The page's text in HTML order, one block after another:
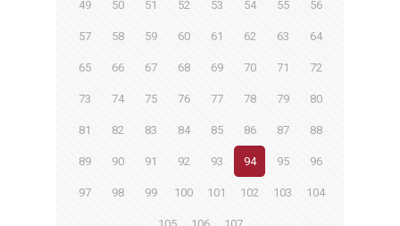
49 50 51 52 53 54 55 56
57 58 59 60 61 62 63 64
65 66 67 68 69 70 71 72
73 74 75 76 77 78 79 80
81 82 83 84 85 86 87 88
89 90 91 92 93 94 95 96
97 98 99 100 101 102 103 104